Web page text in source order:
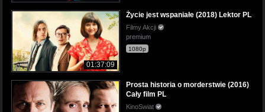
01:37:09
Życie jest wspaniałe (2018) Lektor PL
Filmy Akcji
premium
1080p
Prosta historia o morderstwie (2016)
Cały film PL
KinoSwiat